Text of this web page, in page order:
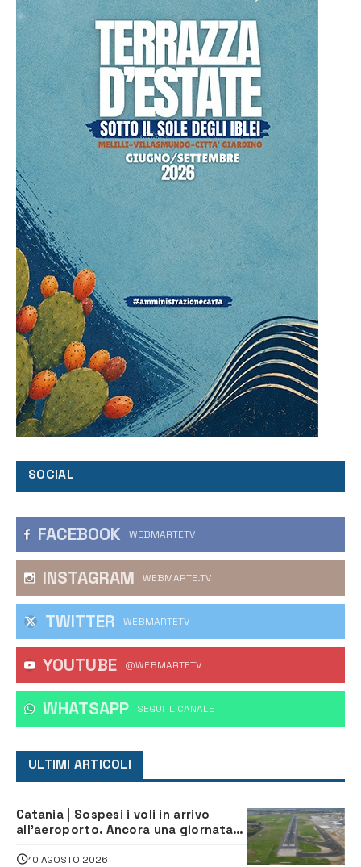
SOCIAL
FACEBOOK WEBMARTETV
INSTAGRAM WEBMARTE.TV
TWITTER WEBMARTETV
YOUTUBE @WEBMARTETV
WHATSAPP ‎SEGUI IL CANALE
ULTIMI ARTICOLI
Catania | Sospesi i voli in arrivo
all’aeroporto. Ancora una giornata
10 AGOSTO 2026